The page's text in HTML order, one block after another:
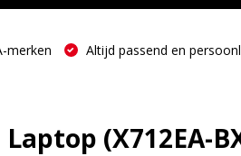
merken Altijd passend en
(X712EA-